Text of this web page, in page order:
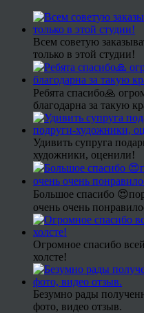
Всем советую
только в этой студии!
Ребята спасибо🙏
благодарна за такую
Удивить супруга
художники, оценили!
Большое спасибо
очень очень
Огромное спасибо
холсте!
Безумно рады
фото, видео отзыв.